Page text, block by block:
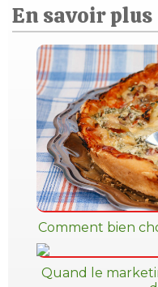
En savoir plus
Comment bien
Quand le